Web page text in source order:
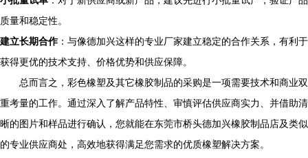
质量和稳定性。
建立长期合作：与像德加兴这样的专业厂家建立稳定的合作关系，有利于
获得更优的技术支持、价格优势和供应保障。
总而言之，彩色橡塑及其它橡胶制品的采购是一项需要技术和商业双
重考量的工作。通过深入了解产品特性、审慎评估供应商实力、并借助清
晰的图片和样品进行确认，您就能在东莞市桥头德加兴橡胶制品店及类似
的专业供应商处，高效地获得满足您需求的优质橡塑解决方案。